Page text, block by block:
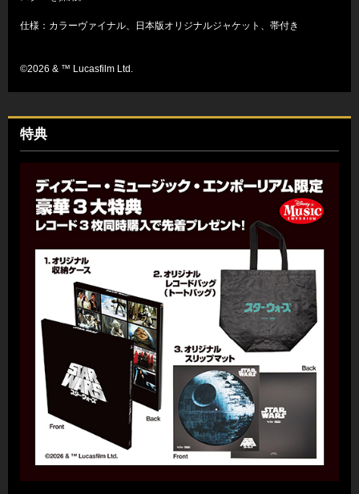
仕様：カラーヴァイナル、日本版オリジナルジャケット、帯付き
©2026 & ™ Lucasfilm Ltd.
特典